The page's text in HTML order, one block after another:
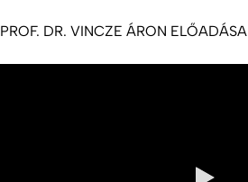
PROF. DR. VINCZE ÁRON ELŐADÁSA